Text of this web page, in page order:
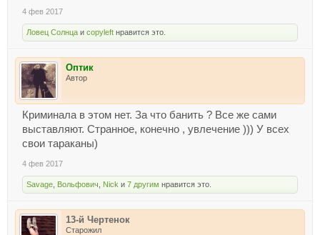
4 фев 2017
Ловец Солнца и copyleft нравится это.
Оптик
Автор
Криминала в этом нет. За что банить ? Все же сами
выставляют. Странное, конечно , увлечение ))) У всех
свои тараканы)
4 фев 2017
Savage Вольфович Nick и 7 другим нравится это.
13-й Чертенок
Старожил